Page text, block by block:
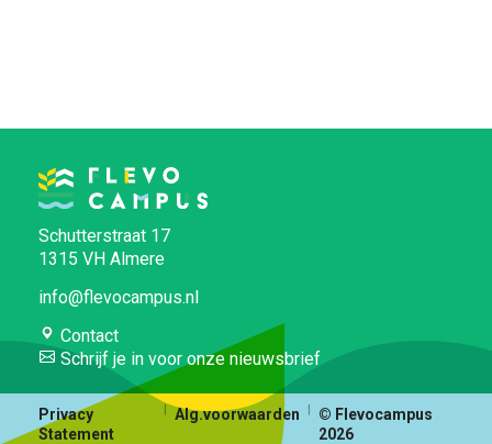
Schutterstraat 17
1315 VH Almere
info@flevocampus.nl
Contact
Schrijf je in voor onze nieuwsbrief
Privacy
Statement
Alg.voorwaarden
© Flevocampus
2026